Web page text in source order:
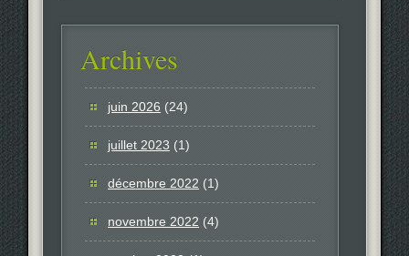
Archives
juin 2026 (24)
juillet 2023 (1)
décembre 2022 (1)
novembre 2022 (4)